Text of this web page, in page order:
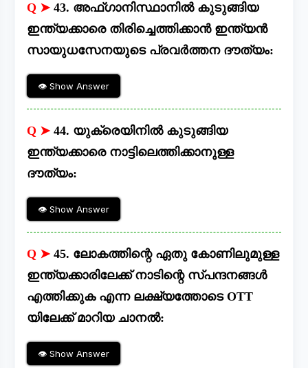
Q ➤ 43. അഫ്ഗാനിസ്ഥാനിൽ കുടുങ്ങിയ
ഇന്ത്യക്കാരെ തിരിച്ചെത്തിക്കാൻ ഇന്ത്യൻ
സായുധസേനയുടെ പ്രവർത്തന ദൗത്യം:
👁 Show Answer
Q ➤ 44. യുക്രെയിനിൽ കുടുങ്ങിയ
ഇന്ത്യക്കാരെ നാട്ടിലെത്തിക്കാനുള്ള
ദൗത്യം:
👁 Show Answer
Q ➤ 45. ലോകത്തിന്റെ ഏതു കോണിലുമുള്ള
ഇന്ത്യക്കാരിലേക്ക് നാടിന്റെ സ്പന്ദനങ്ങൾ
എത്തിക്കുക എന്ന ലക്ഷ്യത്തോടെ OTT
യിലേക്ക് മാറിയ ചാനൽ:
👁 Show Answer